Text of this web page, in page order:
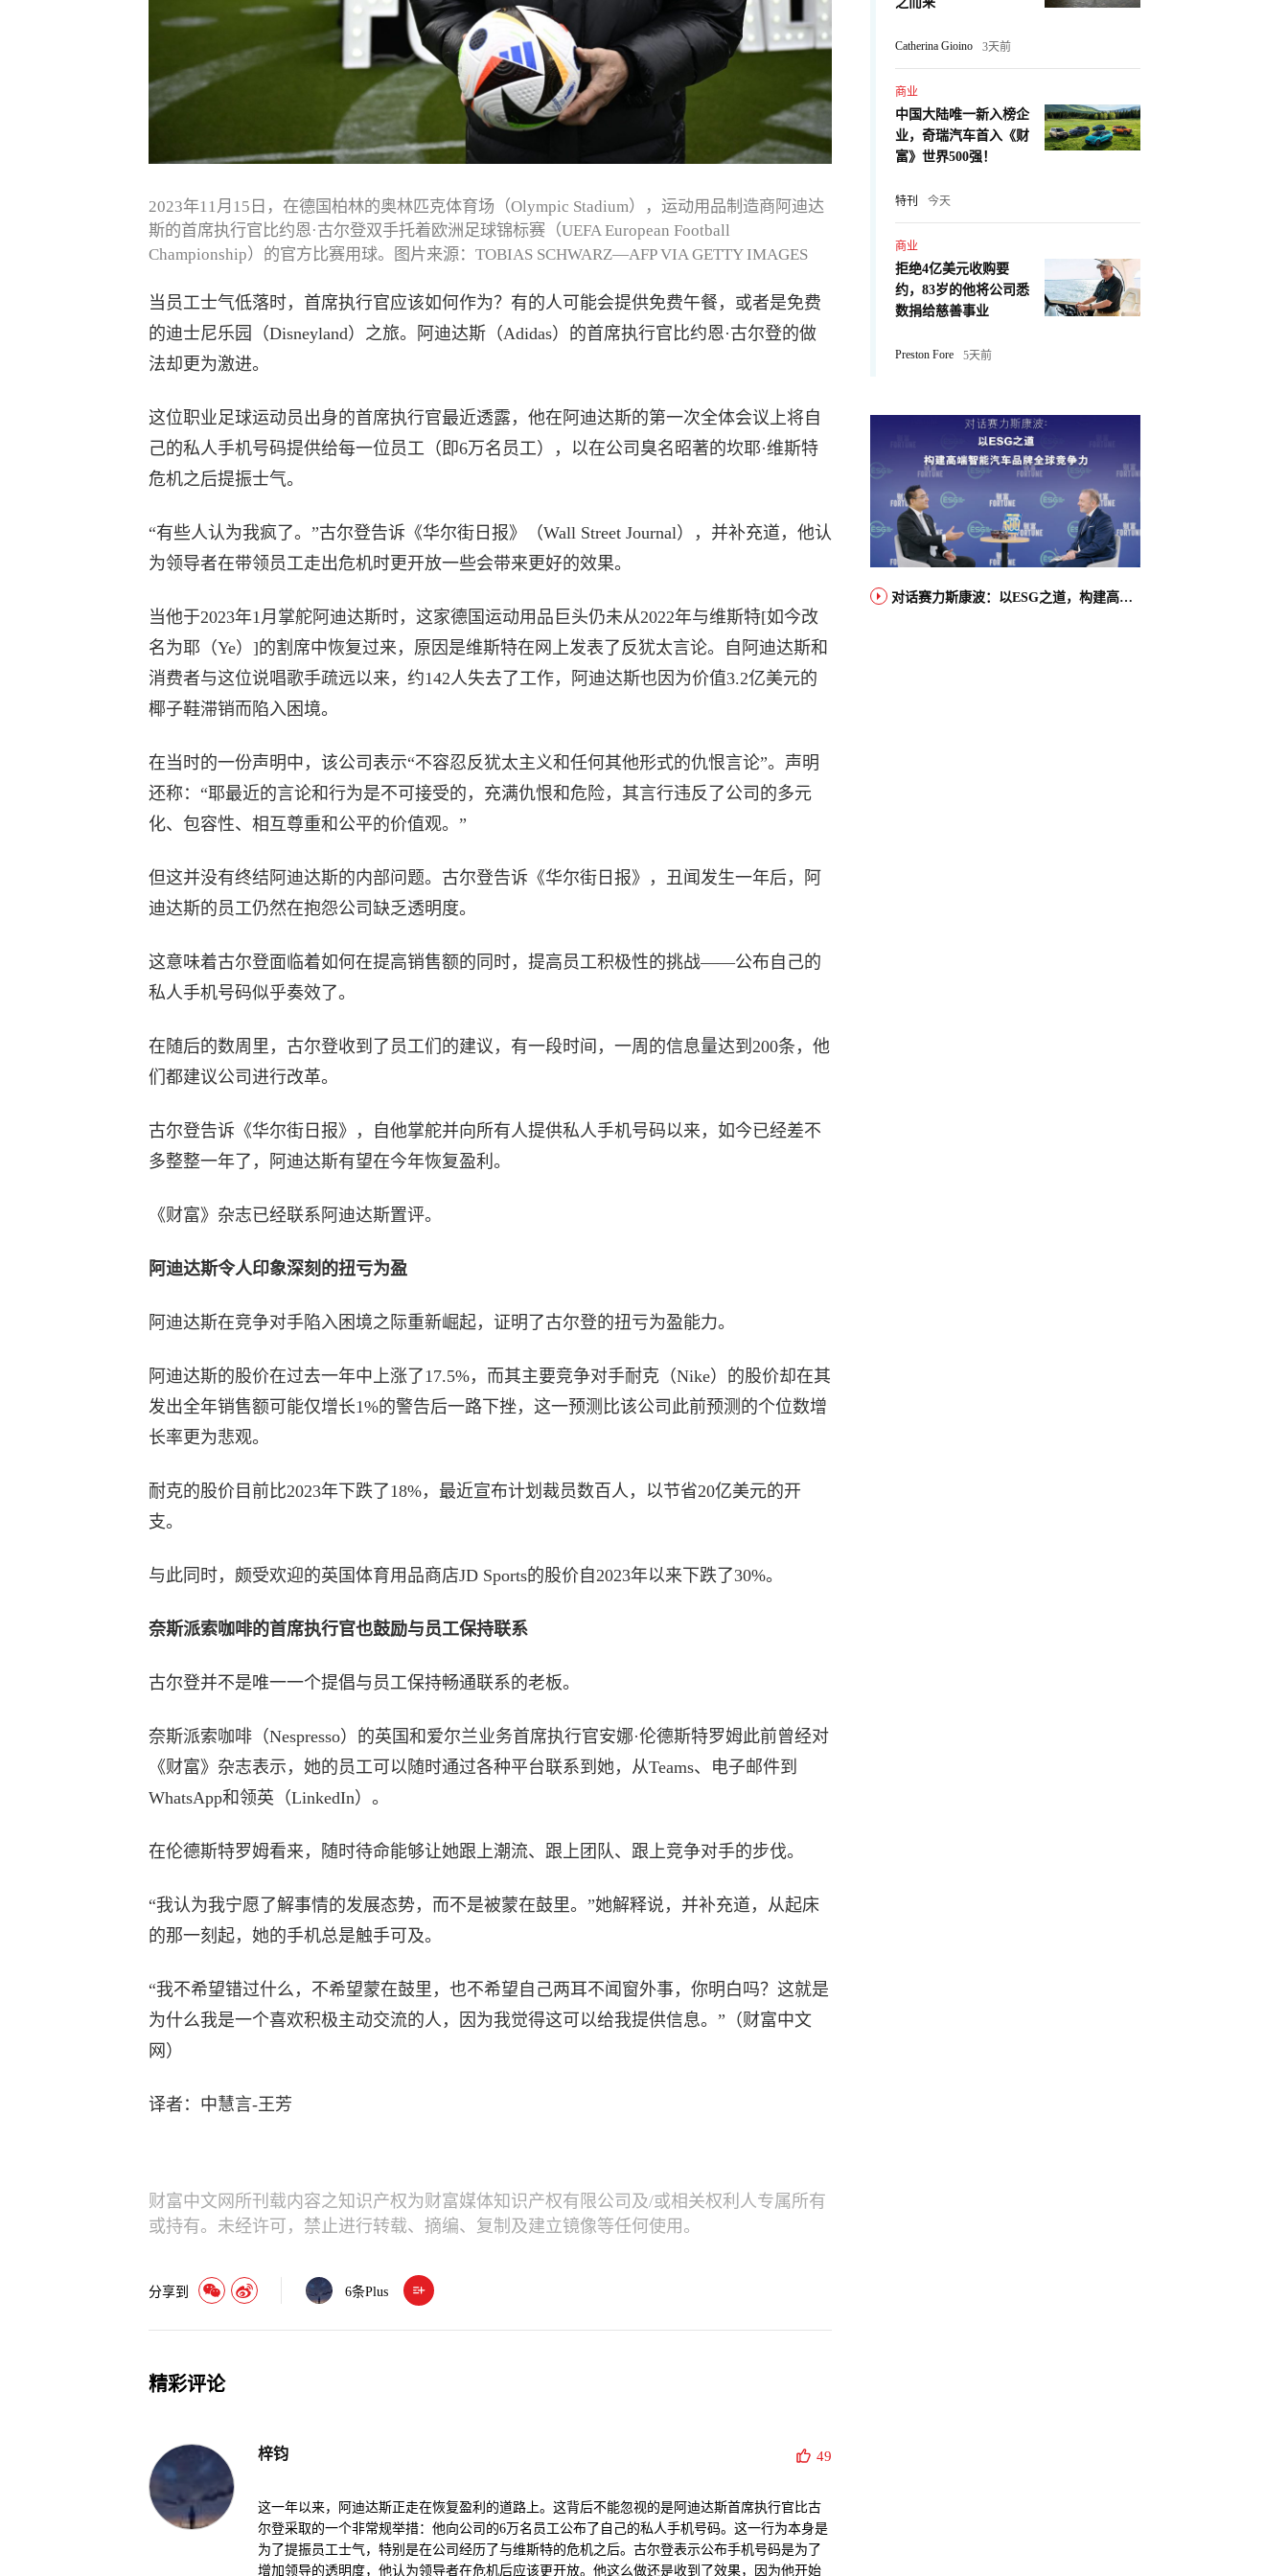
2023年11月15日，在德国柏林的奥林匹克体育场（Olympic Stadium），运动用品制造商阿迪达
斯的首席执行官比约恩·古尔登双手托着欧洲足球锦标赛（UEFA European Football
Championship）的官方比赛用球。图片来源：TOBIAS SCHWARZ—AFP VIA GETTY IMAGES
当员工士气低落时，首席执行官应该如何作为？有的人可能会提供免费午餐，或者是免费
的迪士尼乐园（Disneyland）之旅。阿迪达斯（Adidas）的首席执行官比约恩·古尔登的做
法却更为激进。
这位职业足球运动员出身的首席执行官最近透露，他在阿迪达斯的第一次全体会议上将自
己的私人手机号码提供给每一位员工（即6万名员工），以在公司臭名昭著的坎耶·维斯特
危机之后提振士气。
“有些人认为我疯了。”古尔登告诉《华尔街日报》（Wall Street Journal），并补充道，他认
为领导者在带领员工走出危机时更开放一些会带来更好的效果。
当他于2023年1月掌舵阿迪达斯时，这家德国运动用品巨头仍未从2022年与维斯特[如今改
名为耶（Ye）]的割席中恢复过来，原因是维斯特在网上发表了反犹太言论。自阿迪达斯和
消费者与这位说唱歌手疏远以来，约142人失去了工作，阿迪达斯也因为价值3.2亿美元的
椰子鞋滞销而陷入困境。
在当时的一份声明中，该公司表示“不容忍反犹太主义和任何其他形式的仇恨言论”。声明
还称：“耶最近的言论和行为是不可接受的，充满仇恨和危险，其言行违反了公司的多元
化、包容性、相互尊重和公平的价值观。”
但这并没有终结阿迪达斯的内部问题。古尔登告诉《华尔街日报》，丑闻发生一年后，阿
迪达斯的员工仍然在抱怨公司缺乏透明度。
这意味着古尔登面临着如何在提高销售额的同时，提高员工积极性的挑战——公布自己的
私人手机号码似乎奏效了。
在随后的数周里，古尔登收到了员工们的建议，有一段时间，一周的信息量达到200条，他
们都建议公司进行改革。
古尔登告诉《华尔街日报》，自他掌舵并向所有人提供私人手机号码以来，如今已经差不
多整整一年了，阿迪达斯有望在今年恢复盈利。
《财富》杂志已经联系阿迪达斯置评。
阿迪达斯令人印象深刻的扭亏为盈
阿迪达斯在竞争对手陷入困境之际重新崛起，证明了古尔登的扭亏为盈能力。
阿迪达斯的股价在过去一年中上涨了17.5%，而其主要竞争对手耐克（Nike）的股价却在其
发出全年销售额可能仅增长1%的警告后一路下挫，这一预测比该公司此前预测的个位数增
长率更为悲观。
耐克的股价目前比2023年下跌了18%，最近宣布计划裁员数百人，以节省20亿美元的开
支。
与此同时，颇受欢迎的英国体育用品商店JD Sports的股价自2023年以来下跌了30%。
奈斯派索咖啡的首席执行官也鼓励与员工保持联系
古尔登并不是唯一一个提倡与员工保持畅通联系的老板。
奈斯派索咖啡（Nespresso）的英国和爱尔兰业务首席执行官安娜·伦德斯特罗姆此前曾经对
《财富》杂志表示，她的员工可以随时通过各种平台联系到她，从Teams、电子邮件到
WhatsApp和领英（LinkedIn）。
在伦德斯特罗姆看来，随时待命能够让她跟上潮流、跟上团队、跟上竞争对手的步伐。
“我认为我宁愿了解事情的发展态势，而不是被蒙在鼓里。”她解释说，并补充道，从起床
的那一刻起，她的手机总是触手可及。
“我不希望错过什么，不希望蒙在鼓里，也不希望自己两耳不闻窗外事，你明白吗？这就是
为什么我是一个喜欢积极主动交流的人，因为我觉得这可以给我提供信息。”（财富中文
网）
译者：中慧言-王芳
财富中文网所刊载内容之知识产权为财富媒体知识产权有限公司及/或相关权利人专属所有
或持有。未经许可，禁止进行转载、摘编、复制及建立镜像等任何使用。
分享到 6条Plus
精彩评论
梓钧 49
这一年以来，阿迪达斯正走在恢复盈利的道路上。这背后不能忽视的是阿迪达斯首席执行官比古
尔登采取的一个非常规举措：他向公司的6万名员工公布了自己的私人手机号码。这一行为本身是
为了提振员工士气，特别是在公司经历了与维斯特的危机之后。古尔登表示公布手机号码是为了
增加领导的透明度，他认为领导者在危机后应该更开放。他这么做还是收到了效果，因为他开始
Catherina Gioino 3天前
商业
中国大陆唯一新入榜企
业，奇瑞汽车首入《财
富》世界500强！
特刊 今天
商业
拒绝4亿美元收购要
约，83岁的他将公司悉
数捐给慈善事业
Preston Fore 5天前
对话赛力斯康波：以ESG之道，构建高端智能汽车品牌全球竞争力